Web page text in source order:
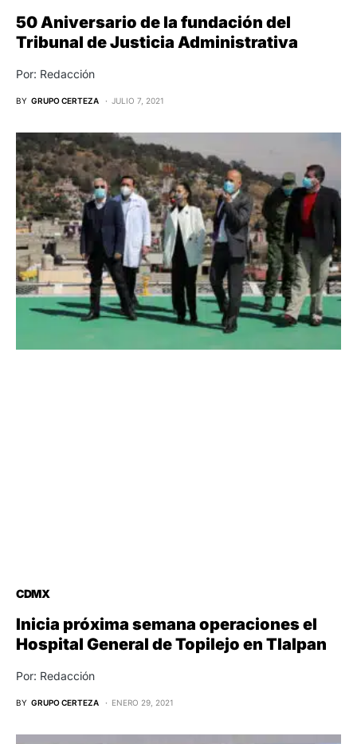
50 Aniversario de la fundación del
Tribunal de Justicia Administrativa
Por: Redacción
BY GRUPO CERTEZA JULIO 7, 2021
CDMX
Inicia próxima semana operaciones el
Hospital General de Topilejo en Tlalpan
Por: Redacción
BY GRUPO CERTEZA ENERO 29, 2021